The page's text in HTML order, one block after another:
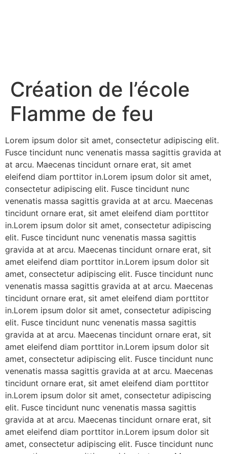
Création de l’école
Flamme de feu
Lorem ipsum dolor sit amet, consectetur adipiscing elit.
Fusce tincidunt nunc venenatis massa sagittis gravida at
at arcu. Maecenas tincidunt ornare erat, sit amet
eleifend diam porttitor in.Lorem ipsum dolor sit amet,
consectetur adipiscing elit. Fusce tincidunt nunc
venenatis massa sagittis gravida at at arcu. Maecenas
tincidunt ornare erat, sit amet eleifend diam porttitor
in.Lorem ipsum dolor sit amet, consectetur adipiscing
elit. Fusce tincidunt nunc venenatis massa sagittis
gravida at at arcu. Maecenas tincidunt ornare erat, sit
amet eleifend diam porttitor in.Lorem ipsum dolor sit
amet, consectetur adipiscing elit. Fusce tincidunt nunc
venenatis massa sagittis gravida at at arcu. Maecenas
tincidunt ornare erat, sit amet eleifend diam porttitor
in.Lorem ipsum dolor sit amet, consectetur adipiscing
elit. Fusce tincidunt nunc venenatis massa sagittis
gravida at at arcu. Maecenas tincidunt ornare erat, sit
amet eleifend diam porttitor in.Lorem ipsum dolor sit
amet, consectetur adipiscing elit. Fusce tincidunt nunc
venenatis massa sagittis gravida at at arcu. Maecenas
tincidunt ornare erat, sit amet eleifend diam porttitor
in.Lorem ipsum dolor sit amet, consectetur adipiscing
elit. Fusce tincidunt nunc venenatis massa sagittis
gravida at at arcu. Maecenas tincidunt ornare erat, sit
amet eleifend diam porttitor in.Lorem ipsum dolor sit
amet, consectetur adipiscing elit. Fusce tincidunt nunc